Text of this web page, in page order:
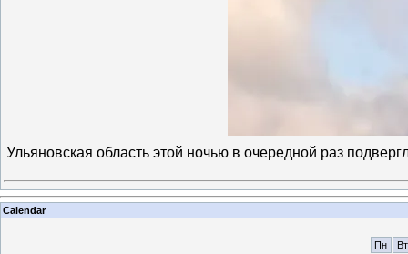
Ульяновская область этой ночью в очередной раз
Calendar
Пн
Вт